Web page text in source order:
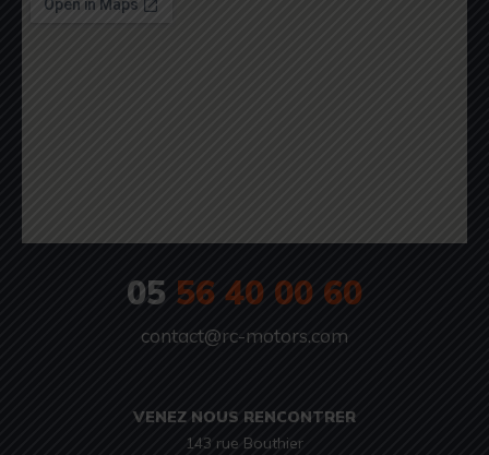
05 56 40 00 60
contact@rc-motors.com
VENEZ NOUS RENCONTRER
143 rue Bouthier